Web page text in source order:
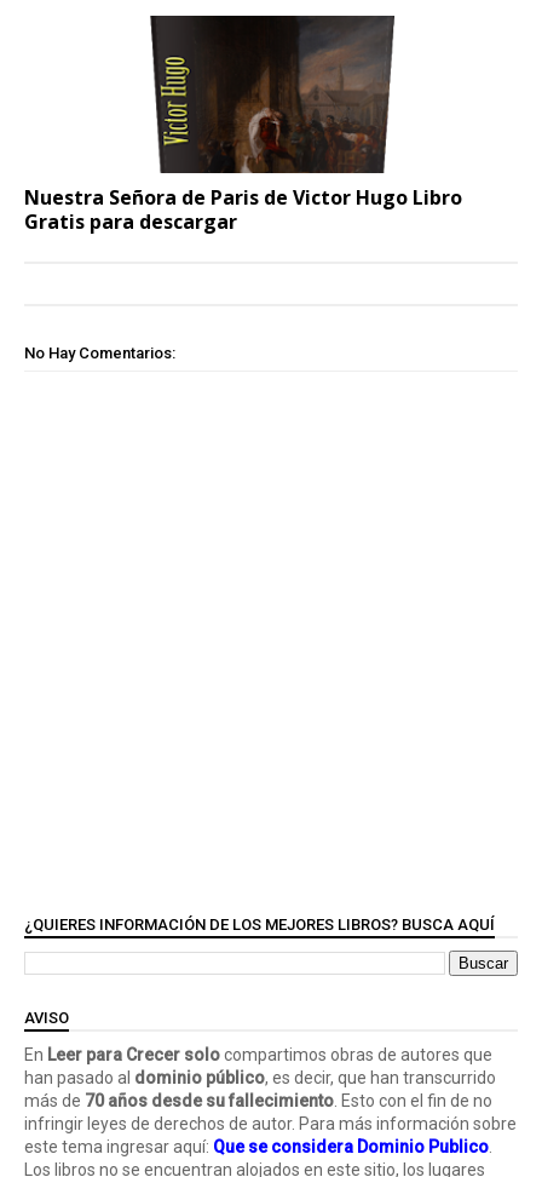
Nuestra Señora de Paris de Victor Hugo Libro
Gratis para descargar
No Hay Comentarios:
¿QUIERES INFORMACIÓN DE LOS MEJORES LIBROS? BUSCA AQUÍ
AVISO
En Leer para Crecer solocompartimos obras de autores que
han pasado al dominio público, es decir, que han transcurrido
más de 70 años desde su fallecimiento . Esto con el fin de no
infringir leyes de derechos de autor. Para más información sobre
este tema ingresar aquí: Que se considera Dominio Publico
Los libros no se encuentran alojados en este sitio, los lugares